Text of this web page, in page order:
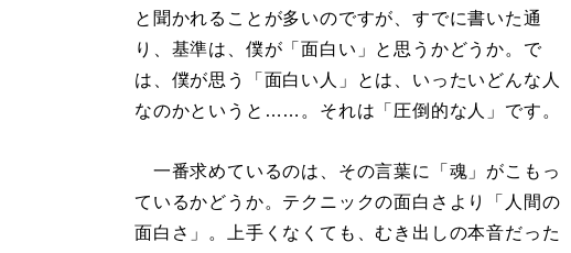
と聞かれることが多いのですが、すでに書いた通
り、基準は、僕が「面白い」と思うかどうか。で
は、僕が思う「面白い人」とは、いったいどんな人
なのかというと……。それは「圧倒的な人」です。
一番求めているのは、その言葉に「魂」がこもっ
ているかどうか。テクニックの面白さより「人間の
面白さ」。上手くなくても、むき出しの本音だった